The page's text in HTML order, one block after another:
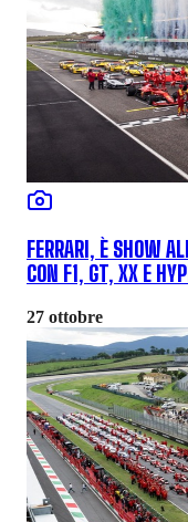
FERRARI, È SHOW
CON F1, GT, XX E
27 ottobre